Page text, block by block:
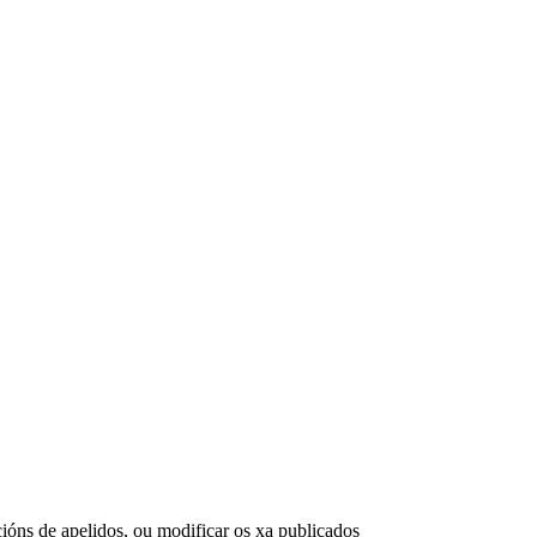
de apelidos, ou modificar os xa publicados